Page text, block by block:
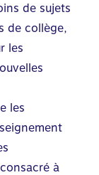
de sujets
de collège,
les
les
à